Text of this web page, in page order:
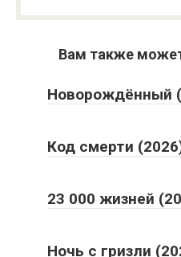
Вам также
Новорождённый
Код смерти
23 000 жизней
Ночь с гризли